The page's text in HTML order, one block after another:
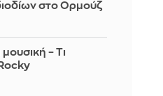
στο Ορμούζ
μουσική – Τι